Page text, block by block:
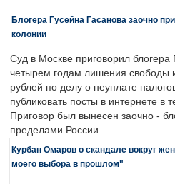
Блогера Гусейна Гасанова заочно
колонии
Суд в Москве приговорил блогера
четырем годам лишения свободы
рублей по делу о неуплате
публиковать посты в интернете в
Приговор был вынесен заочно -
пределами России.
Курбан Омаров о скандале вокруг
моего выбора в прошлом"